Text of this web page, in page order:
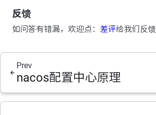
反馈
如问答有错漏，欢迎点： 差评给我们反馈
Prev
nacos配置中心原理